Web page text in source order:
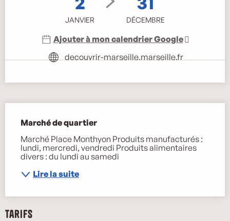
JANVIER DÉCEMBRE
Ajouter à mon calendrier Google
decouvrir-marseille.marseille.fr
Marché de quartier
Marché Place Monthyon Produits manufacturés :
lundi, mercredi, vendredi Produits alimentaires
divers : du lundi au samedi
Lire la suite
Tarifs